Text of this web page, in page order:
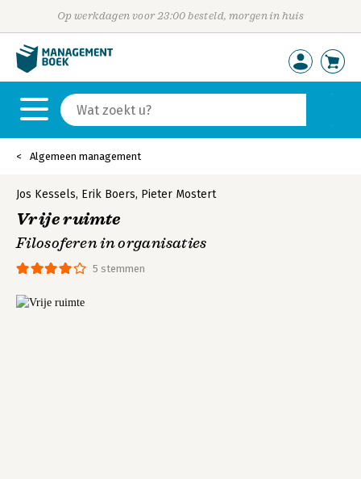
Op werkdagen voor 23:00 besteld, morgen in huis
Algemeen management
5 stemmen
Jos Kessels, Erik Boers, Pieter Mostert
Vrije ruimte
Filosoferen in organisaties